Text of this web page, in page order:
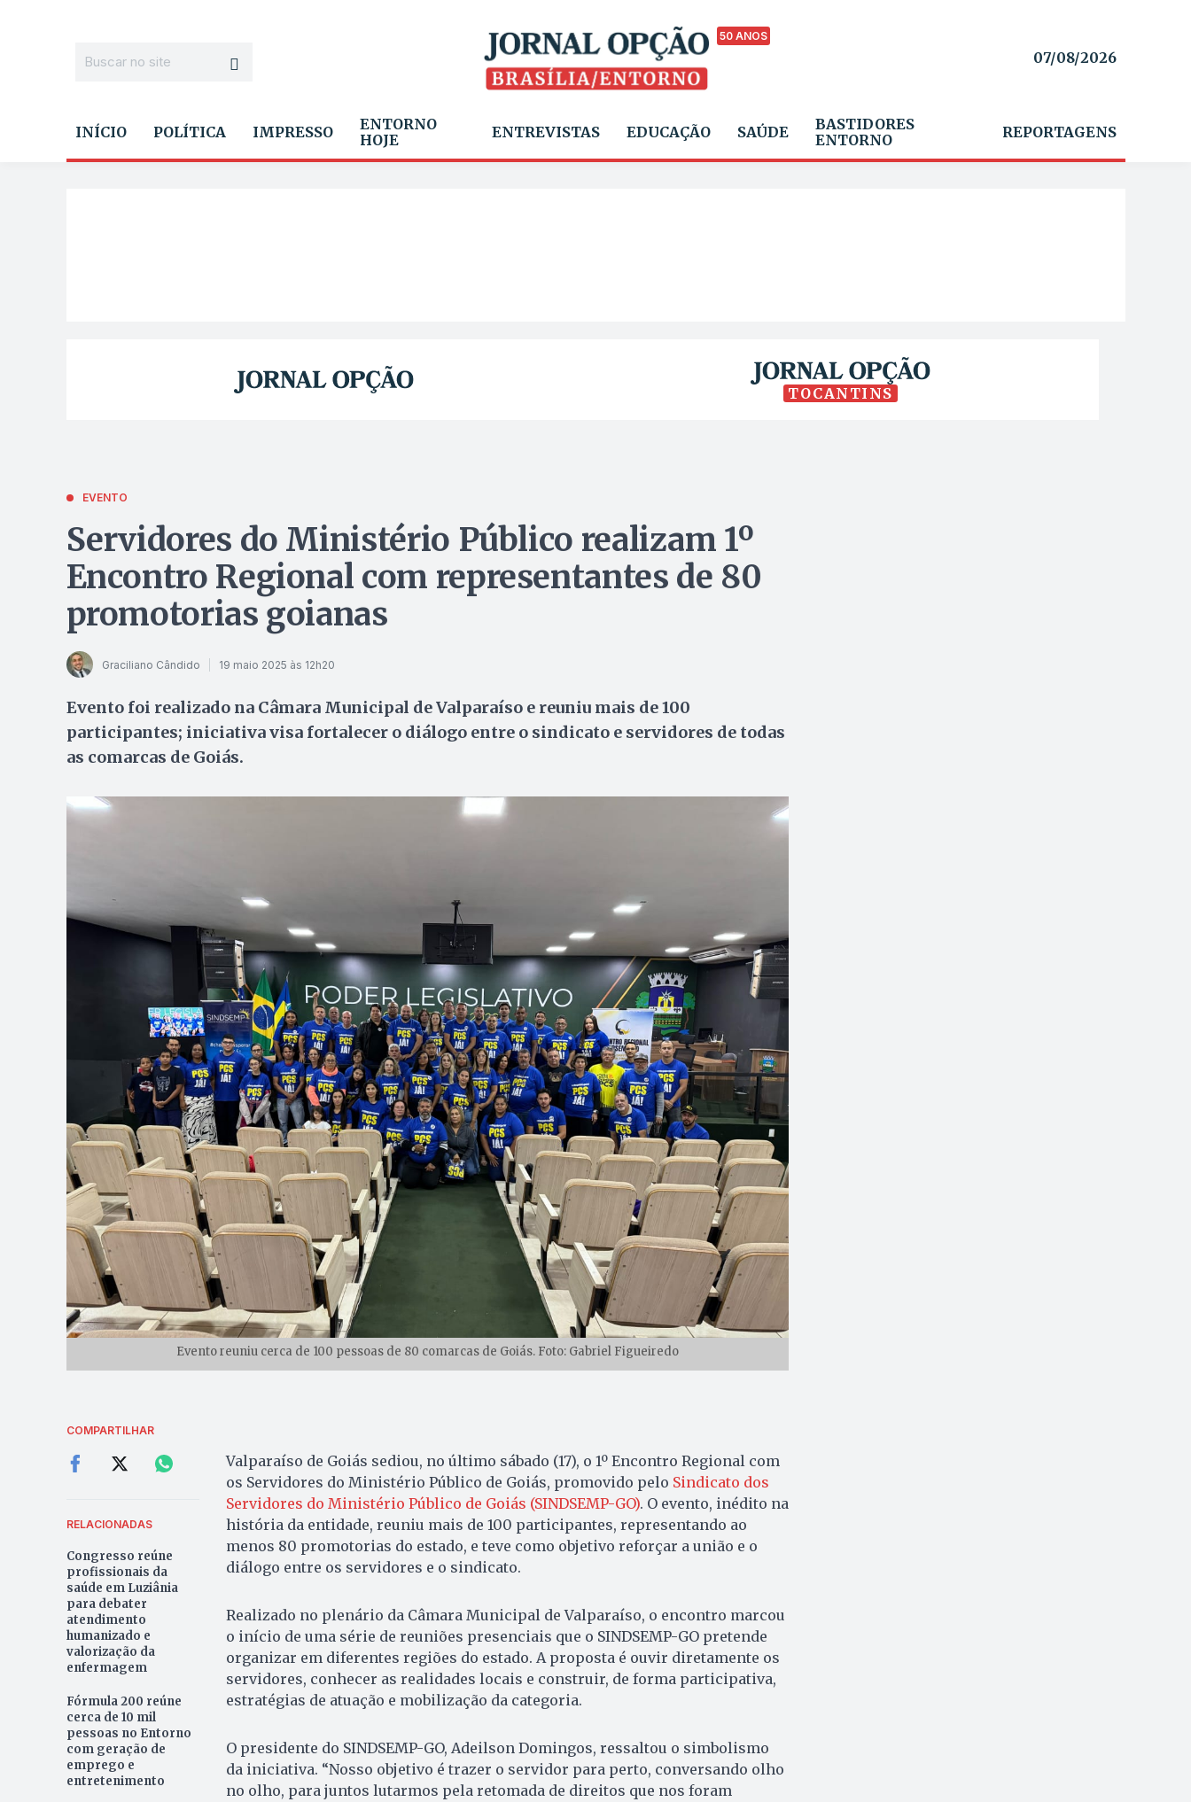
50 ANOS
07/08/2026
INÍCIO POLÍTICA IMPRESSO
ENTORNO
HOJE
ENTREVISTAS EDUCAÇÃO SAÚDE
BASTIDORES
ENTORNO
REPORTAGENS
TOCANTINS
EVENTO
Servidores do Ministério Público realizam 1º
Encontro Regional com representantes de 80
promotorias goianas
Graciliano Cândido 19 maio 2025 às 12h20
Evento foi realizado na Câmara Municipal de Valparaíso e reuniu mais de 100
participantes; iniciativa visa fortalecer o diálogo entre o sindicato e servidores de todas
as comarcas de Goiás.
Evento reuniu cerca de 100 pessoas de 80 comarcas de Goiás. Foto: Gabriel Figueiredo
COMPARTILHAR
RELACIONADAS
Congresso reúne
profissionais da
saúde em Luziânia
para debater
atendimento
humanizado e
valorização da
enfermagem
Fórmula 200 reúne
cerca de 10 mil
pessoas no Entorno
com geração de
emprego e
entretenimento
Valparaíso de Goiás sediou, no último sábado (17), o 1º Encontro Regional com
os Servidores do Ministério Público de Goiás, promovido pelo Sindicato dos
Servidores do Ministério Público de Goiás (SINDSEMP-GO). O evento, inédito na
história da entidade, reuniu mais de 100 participantes, representando ao
menos 80 promotorias do estado, e teve como objetivo reforçar a união e o
diálogo entre os servidores e o sindicato.
Realizado no plenário da Câmara Municipal de Valparaíso, o encontro marcou
o início de uma série de reuniões presenciais que o SINDSEMP-GO pretende
organizar em diferentes regiões do estado. A proposta é ouvir diretamente os
servidores, conhecer as realidades locais e construir, de forma participativa,
estratégias de atuação e mobilização da categoria.
O presidente do SINDSEMP-GO, Adeilson Domingos, ressaltou o simbolismo
da iniciativa. “Nosso objetivo é trazer o servidor para perto, conversando olho
no olho, para juntos lutarmos pela retomada de direitos que nos foram